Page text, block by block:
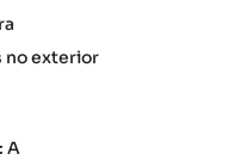
no exterior
A